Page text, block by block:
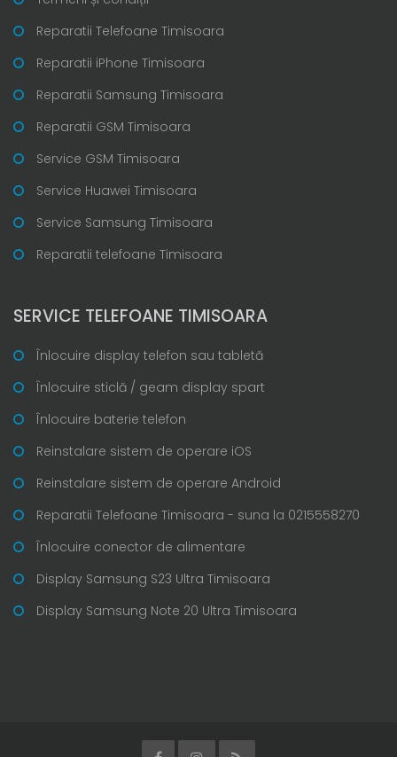
Reparatii Telefoane Timisoara
Reparatii iPhone Timisoara
Reparatii Samsung Timisoara
Reparatii GSM Timisoara
Service GSM Timisoara
Service Huawei Timisoara
Service Samsung Timisoara
Reparatii telefoane Timisoara
SERVICE TELEFOANE TIMISOARA
Înlocuire display telefon sau tabletă
Înlocuire sticlă / geam display spart
Înlocuire baterie telefon
Reinstalare sistem de operare iOS
Reinstalare sistem de operare Android
Reparatii Telefoane Timisoara - suna la 0215558270
Înlocuire conector de alimentare
Display Samsung S23 Ultra Timisoara
Display Samsung Note 20 Ultra Timisoara